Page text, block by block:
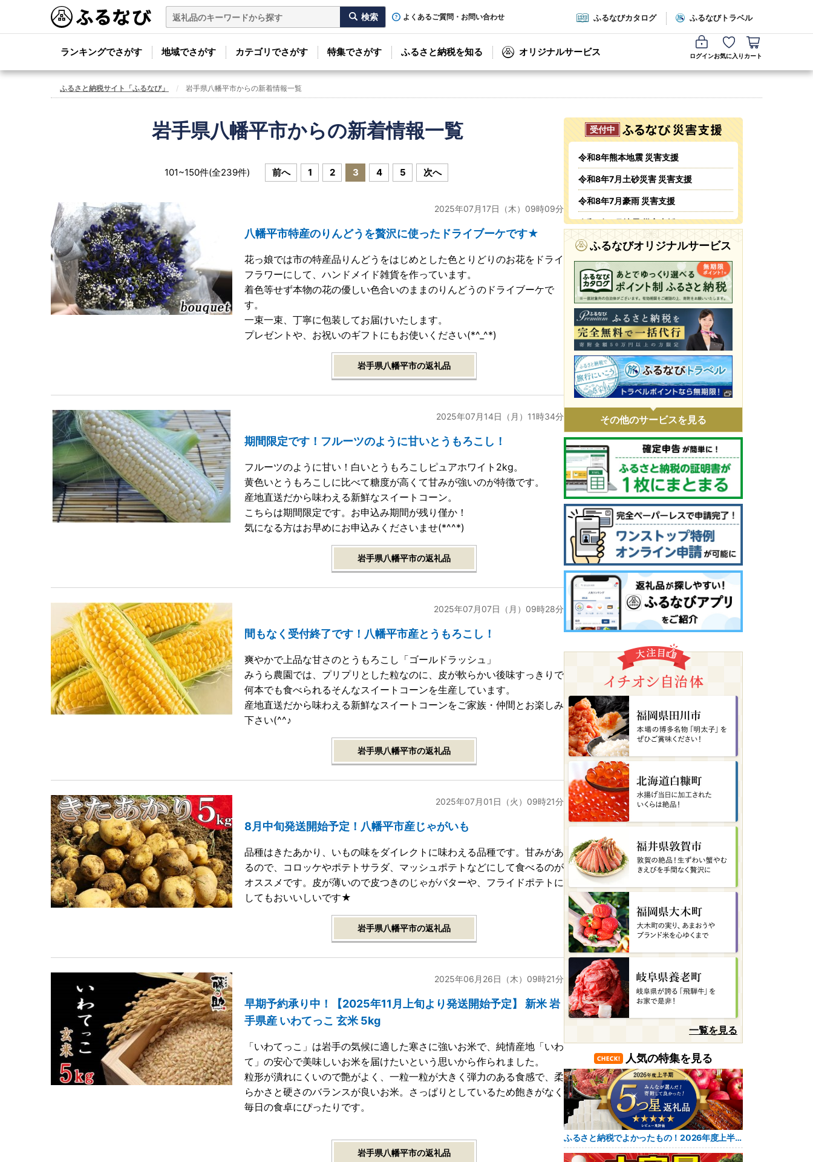
よくあるご質問・お問い合わせ ふるなびカタログ ふるなびトラベル
ランキングでさがす 地域でさがす カテゴリでさがす 特集でさがす ふるさと納税を知る オリジナルサービス ログインお気に入り カート
ふるさと納税サイト「ふるなび」 岩手県八幡平市からの新着情報一覧
岩手県八幡平市からの新着情報一覧
101~150件(全239件) 前へ 1 2 3 4 5 次へ
2025年07月17日（木）09時09分
八幡平市特産のりんどうを贅沢に使ったドライブーケです★
花っ娘では市の特産品りんどうをはじめとした色とりどりのお花をドライ
フラワーにして、ハンドメイド雑貨を作っています。
着色等せず本物の花の優しい色合いのままのりんどうのドライブーケで
す。
一束一束、丁寧に包装してお届けいたします。
プレゼントや、お祝いのギフトにもお使いください(*^_^*)
岩手県八幡平市の返礼品
2025年07月14日（月）11時34分
期間限定です！フルーツのように甘いとうもろこし！
フルーツのように甘い！白いとうもろこしピュアホワイト2kg。
黄色いとうもろこしに比べて糖度が高くて甘みが強いのが特徴です。
産地直送だから味わえる新鮮なスイートコーン。
こちらは期間限定です。お申込み期間が残り僅か！
気になる方はお早めにお申込みくださいませ(*^^*)
岩手県八幡平市の返礼品
2025年07月07日（月）09時28分
間もなく受付終了です！八幡平市産とうもろこし！
爽やかで上品な甘さのとうもろこし「ゴールドラッシュ」
みうら農園では、プリプリとした粒なのに、皮が軟らかい後味すっきりで
何本でも食べられるそんなスイートコーンを生産しています。
産地直送だから味わえる新鮮なスイートコーンをご家族・仲間とお楽しみ
下さい(^^♪
岩手県八幡平市の返礼品
2025年07月01日（火）09時21分
8月中旬発送開始予定！八幡平市産じゃがいも
品種はきたあかり、いもの味をダイレクトに味わえる品種です。甘みがあ
るので、コロッケやポテトサラダ、マッシュポテトなどにして食べるのが
オススメです。皮が薄いので皮つきのじゃがバターや、フライドポテトに
してもおいいしいです★
岩手県八幡平市の返礼品
2025年06月26日（木）09時21分
早期予約承り中！【2025年11月上旬より発送開始予定】 新米 岩
手県産 いわてっこ 玄米 5kg
「いわてっこ」は岩手の気候に適した寒さに強いお米で、純情産地「いわ
て」の安心で美味しいお米を届けたいという思いから作られました。
粒形が潰れにくいので艶がよく、一粒一粒が大きく弾力のある食感で、柔
らかさと硬さのバランスが良いお米。さっぱりとしているため飽きがなく
毎日の食卓にぴったりです。
岩手県八幡平市の返礼品
令和8年熊本地震 災害支援
令和8年7月土砂災害 災害支援
令和8年7月豪雨 災害支援
令和8年6月地震 災害支援
令和8年6月火災 災害支援
令和8年5・6月台風・豪雨 災害支援
令和8年4月火災 災害支援
令和8年1月豪雪 災害支援
令和7年11月火災 災害支援
令和7年9・10月台風・豪雨 災害支援
令和7年 埼玉県白岡市役所火災に伴う支
援
令和7年1・2月豪雪 災害支援
令和6年9月能登豪雨 災害支援
令和6年能登半島地震 災害支援
ウクライナ情勢による人道支援
ふるなびオリジナルサービス
その他のサービスを見る
一覧を見る
人気の特集を見る
ふるさと納税でよかったもの！2026年度上半期 レビュー5つ星返礼品